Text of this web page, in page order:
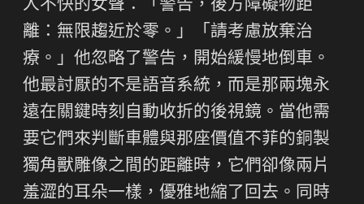
人不快的女聲：「警告，後方障礙物距
離：無限趨近於零。」「請考慮放棄治
療。」他忽略了警告，開始緩慢地倒車。
他最討厭的不是語音系統，而是那兩塊永
遠在關鍵時刻自動收折的後視鏡。當他需
要它們來判斷車體與那座價值不菲的銅製
獨角獸雕像之間的距離時，它們卻像兩片
羞澀的耳朵一樣，優雅地縮了回去。同時